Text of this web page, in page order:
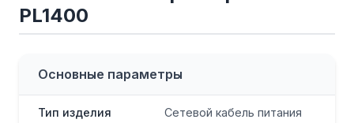
PL1400
Основные параметры
Тип изделия Сетевой кабель питания